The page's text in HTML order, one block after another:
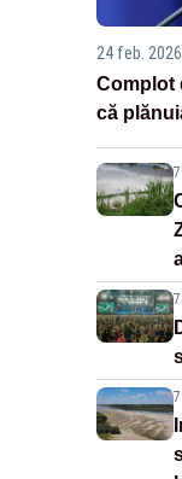
24 feb.
Complot
că